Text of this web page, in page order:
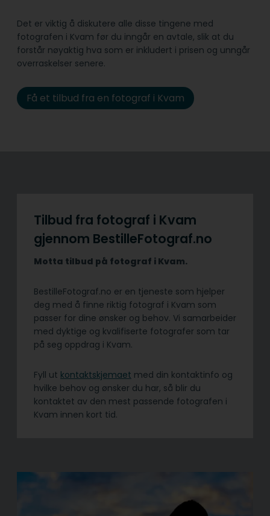
Det er viktig å diskutere alle disse tingene med
fotografen i Kvam før du inngår en avtale, slik at du
forstår nøyaktig hva som er inkludert i prisen og unngår
overraskelser senere.
Få et tilbud fra en fotograf i Kvam
Tilbud fra fotograf i Kvam
gjennom BestilleFotograf.no
Motta tilbud på fotograf i Kvam.
BestilleFotograf.no er en tjeneste som hjelper
deg med å finne riktig fotograf i Kvam som
passer for dine ønsker og behov. Vi samarbeider
med dyktige og kvalifiserte fotografer som tar
på seg oppdrag i Kvam.
Fyll ut kontaktskjemaet med din kontaktinfo og
hvilke behov og ønsker du har, så blir du
kontaktet av den mest passende fotografen i
Kvam innen kort tid.